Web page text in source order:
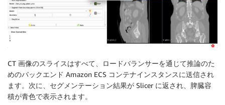
CT 画像のスライスはすべて、ロードバランサーを通じて推論のた
めのバックエンド Amazon ECS コンテナインスタンスに送信され
ます。次に、セグメンテーション結果が Slicer に返され、脾臓容
積が青色で表示されます。